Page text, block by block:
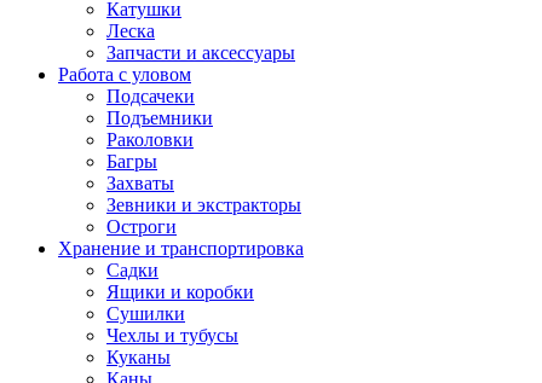
Катушки
Леска
Запчасти и аксессуары
Работа с уловом
Подсачеки
Подъемники
Раколовки
Багры
Захваты
Зевники и экстракторы
Остроги
Хранение и транспортировка
Садки
Ящики и коробки
Сушилки
Чехлы и тубусы
Куканы
Каны